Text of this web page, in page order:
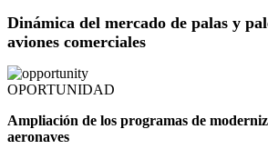
Dinámica del mercado de palas y
aviones comerciales
OPORTUNIDAD
Ampliación de los programas de
aeronaves